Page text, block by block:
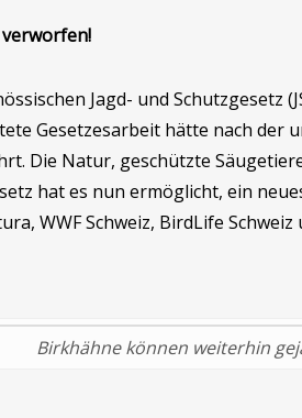
verworfen!
Jagd- und
Gesetzesarbeit hätte nach der
Die Natur, geschützte
hat es nun ermöglicht, ein
WWF Schweiz, BirdLife
Birkhähne können weiterhin